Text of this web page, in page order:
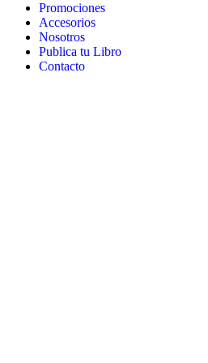
Promociones
Accesorios
Nosotros
Publica tu Libro
Contacto